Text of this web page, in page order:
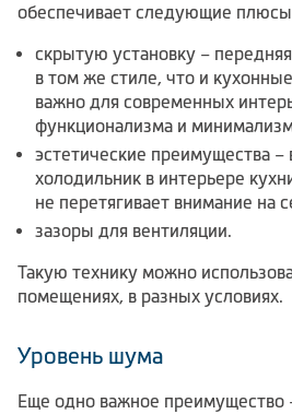
обеспечивает следующие
скрытую установку –
в том же стиле, что и
важно для современных
функционализма и
эстетические преимущества –
холодильник в интерьере
не перетягивает внимание на
зазоры для вентиляции.
Такую технику можно
помещениях, в разных условиях.
Уровень шума
Еще одно важное преимущество